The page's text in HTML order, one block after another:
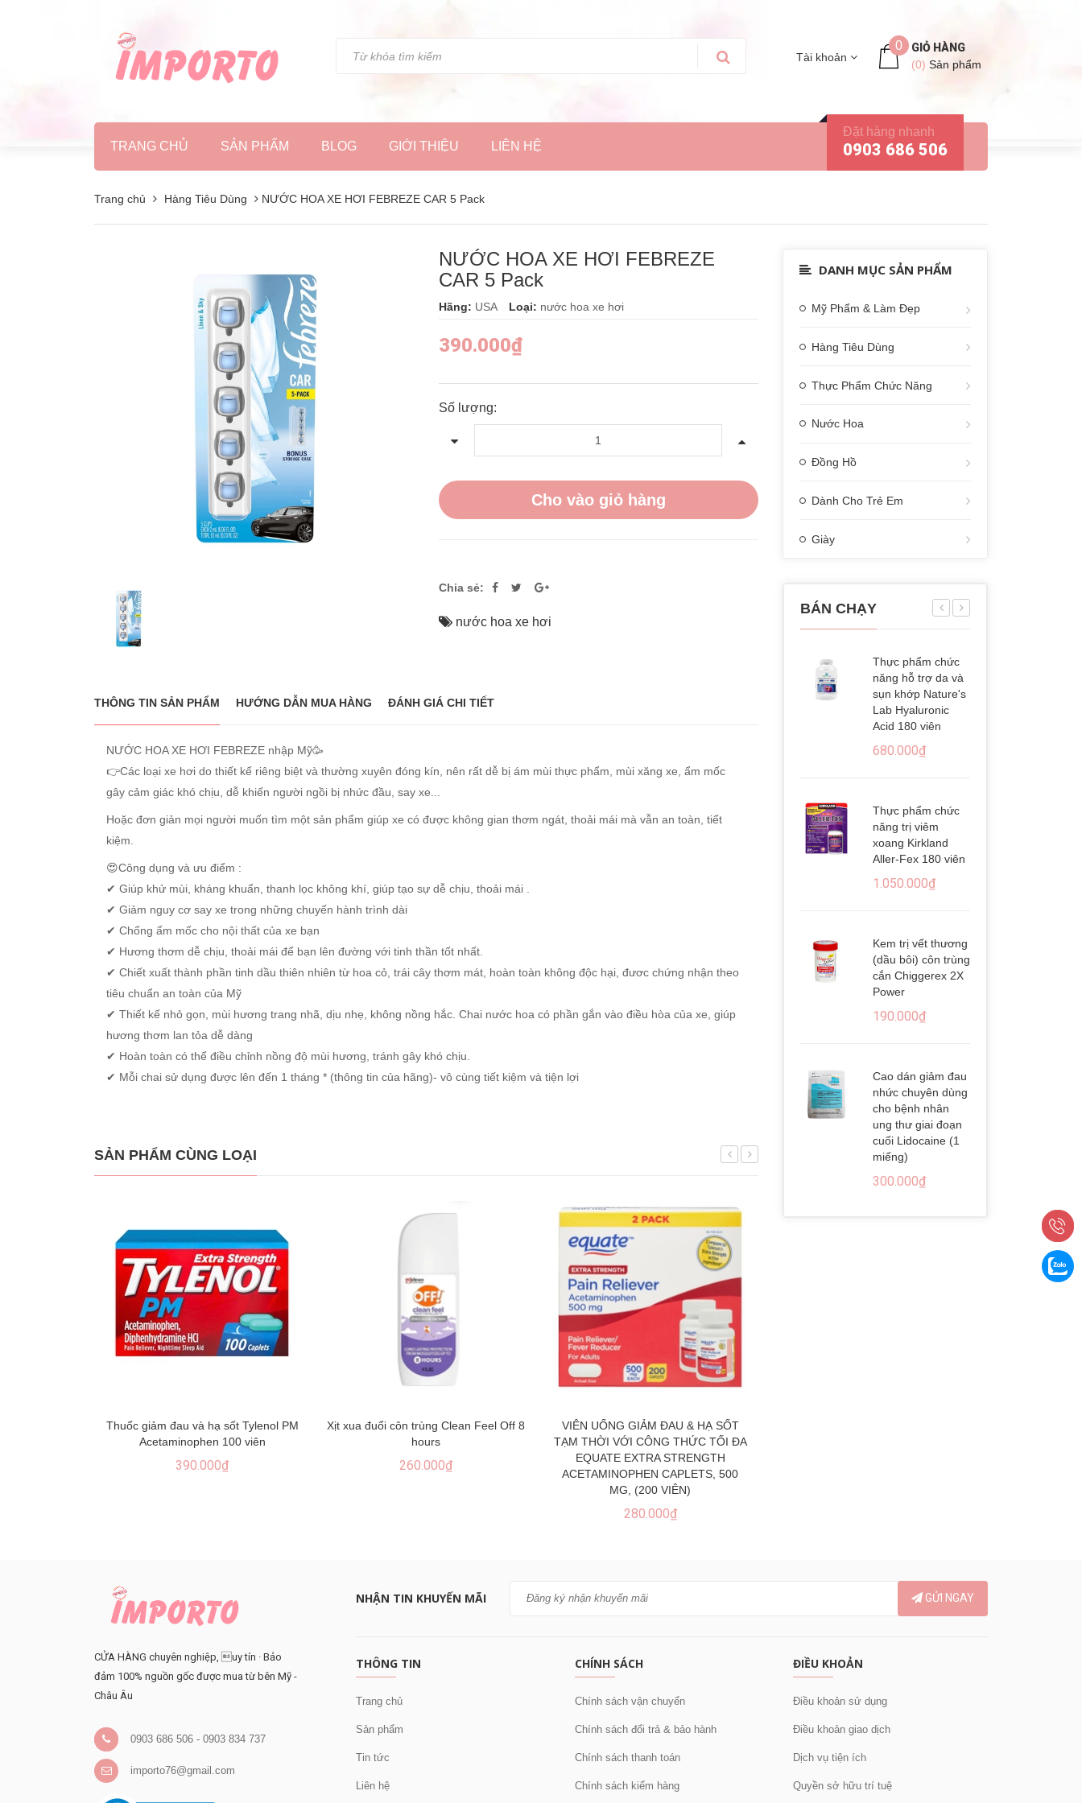
Tài khoản
0
GIỎ HÀNG
(0) Sản phẩm
TRANG CHỦ SẢN PHẨM BLOG GIỚI THIỆU LIÊN HỆ
Đặt hàng nhanh
0903 686 506
Trang chủ Hàng Tiêu Dùng NƯỚC HOA XE HƠI FEBREZE CAR 5 Pack
NƯỚC HOA XE HƠI FEBREZE
CAR 5 Pack
Hãng: USA Loại: nước hoa xe hơi
390.000₫
Số lượng:
Cho vào giỏ hàng
Chia sẻ:
nước hoa xe hơi
THÔNG TIN SẢN PHẨM HƯỚNG DẪN MUA HÀNG ĐÁNH GIÁ CHI TIẾT
NƯỚC HOA XE HƠI FEBREZE nhập Mỹ🥳
👉Các loại xe hơi do thiết kế riêng biệt và thường xuyên đóng kín, nên rất dễ bị ám mùi thực phẩm, mùi xăng xe, ẩm mốc
gây cảm giác khó chịu, dễ khiến người ngồi bị nhức đầu, say xe...
Hoặc đơn giản mọi người muốn tìm một sản phẩm giúp xe có được không gian thơm ngát, thoải mái mà vẫn an toàn, tiết
kiệm.
😍Công dụng và ưu điểm :
✔ Giúp khử mùi, kháng khuẩn, thanh lọc không khí, giúp tạo sự dễ chịu, thoải mái .
✔ Giảm nguy cơ say xe trong những chuyến hành trình dài
✔ Chống ẩm mốc cho nội thất của xe bạn
✔ Hương thơm dễ chịu, thoải mái để bạn lên đường với tinh thần tốt nhất.
✔ Chiết xuất thành phần tinh dầu thiên nhiên từ hoa cỏ, trái cây thơm mát, hoàn toàn không độc hại, đươc chứng nhận theo
tiêu chuẩn an toàn của Mỹ
✔ Thiết kế nhỏ gọn, mùi hương trang nhã, dịu nhẹ, không nồng hắc. Chai nước hoa có phần gắn vào điều hòa của xe, giúp
hương thơm lan tỏa dễ dàng
✔ Hoàn toàn có thể điều chỉnh nồng độ mùi hương, tránh gây khó chịu.
✔ Mỗi chai sử dụng được lên đến 1 tháng * (thông tin của hãng)- vô cùng tiết kiệm và tiện lợi
SẢN PHẨM CÙNG LOẠI
Thuốc giảm đau và hạ sốt Tylenol PM
Acetaminophen 100 viên
390.000₫
Xịt xua đuổi côn trùng Clean Feel Off 8
hours
260.000₫
VIÊN UỐNG GIẢM ĐAU & HẠ SỐT
TẠM THỜI VỚI CÔNG THỨC TỐI ĐA
EQUATE EXTRA STRENGTH
ACETAMINOPHEN CAPLETS, 500
MG, (200 VIÊN)
280.000₫
DANH MỤC SẢN PHẨM
Mỹ Phẩm & Làm Đẹp
Hàng Tiêu Dùng
Thực Phẩm Chức Năng
Nước Hoa
Đồng Hồ
Dành Cho Trẻ Em
Giày
BÁN CHẠY
Thực phẩm chức
năng hỗ trợ da và
sụn khớp Nature's
Lab Hyaluronic
Acid 180 viên
680.000₫
Thực phẩm chức
năng trị viêm
xoang Kirkland
Aller-Fex 180 viên
1.050.000₫
Kem trị vết thương
(dầu bôi) côn trùng
cắn Chiggerex 2X
Power
190.000₫
Cao dán giảm đau
nhức chuyên dùng
cho bệnh nhân
ung thư giai đoạn
cuối Lidocaine (1
miếng)
300.000₫
CỬA HÀNG chuyên nghiệp, uy tín · Bảo
đảm 100% nguồn gốc được mua từ bên Mỹ -
Châu Âu
0903 686 506 - 0903 834 737
importo76@gmail.com
NHẬN TIN KHUYẾN MÃI GỬI NGAY
THÔNG TIN
Trang chủ
Sản phẩm
Tin tức
Liên hệ
CHÍNH SÁCH
Chính sách vận chuyển
Chính sách đổi trả & bảo hành
Chính sách thanh toán
Chính sách kiểm hàng
ĐIỀU KHOẢN
Điều khoản sử dụng
Điều khoản giao dịch
Dịch vụ tiện ích
Quyền sở hữu trí tuệ